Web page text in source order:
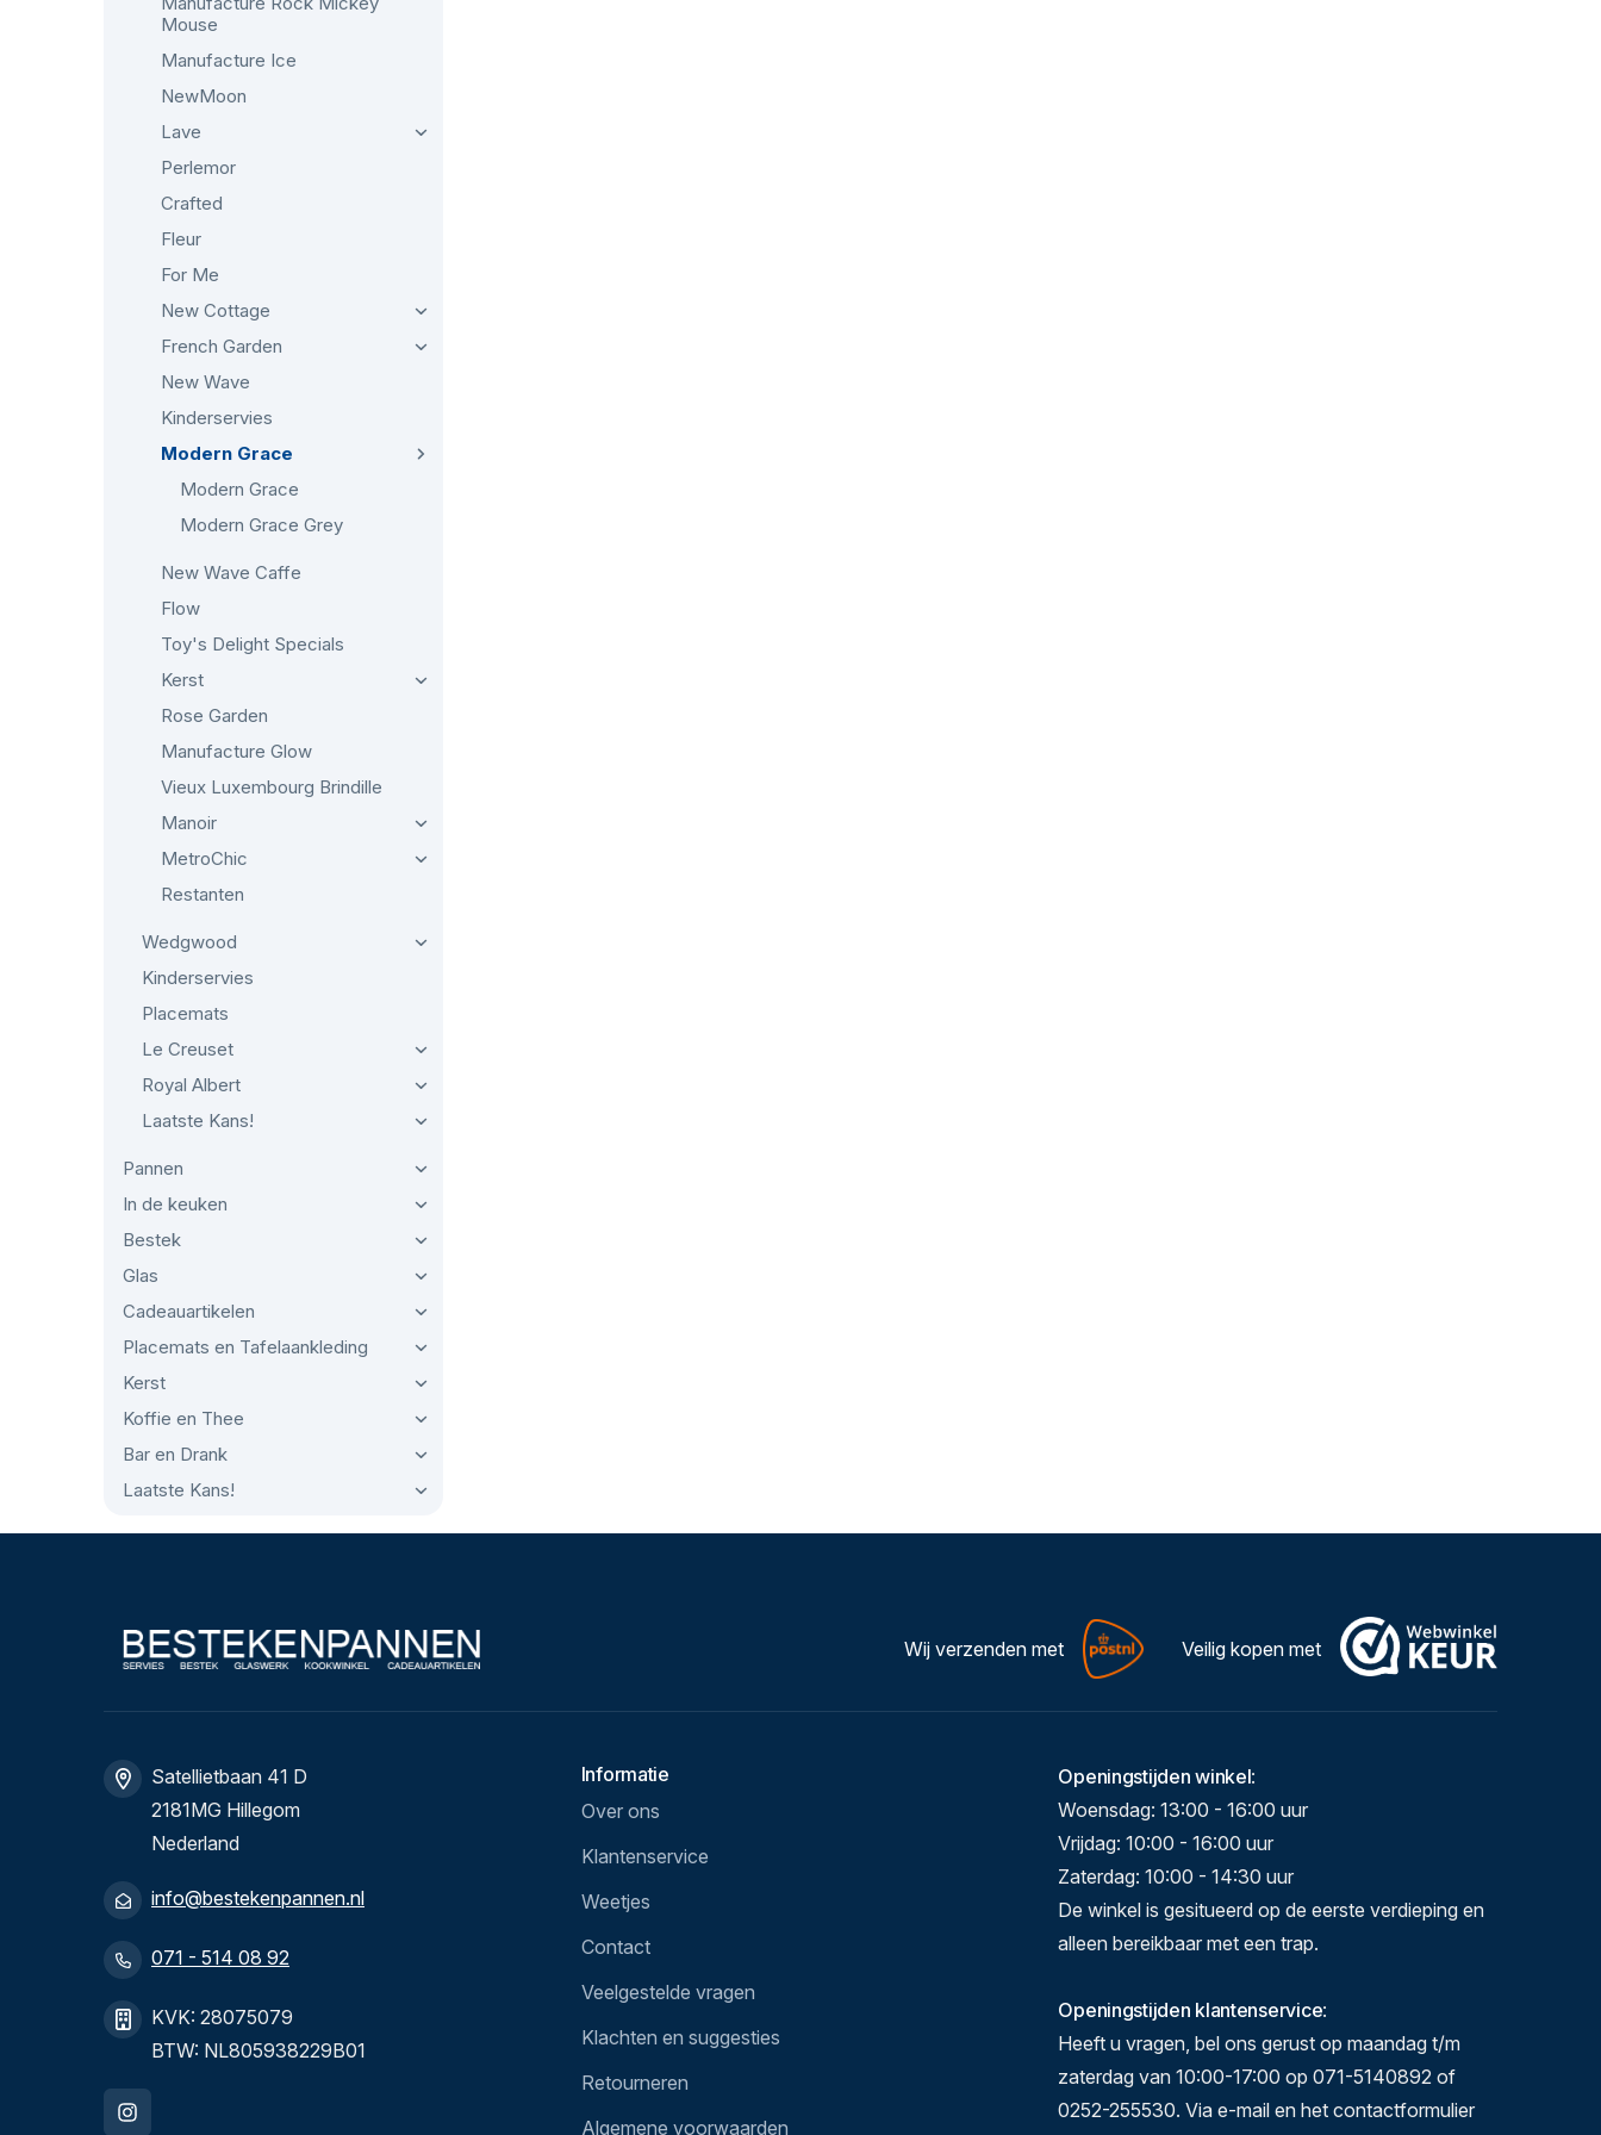
Mouse
Manufacture Ice
NewMoon
Lave
Perlemor
Crafted
Fleur
For Me
New Cottage
French Garden
New Wave
Kinderservies
Modern Grace
Modern Grace
Modern Grace Grey
New Wave Caffe
Flow
Toy's Delight Specials
Kerst
Rose Garden
Manufacture Glow
Vieux Luxembourg Brindille
Manoir
MetroChic
Restanten
Wedgwood
Kinderservies
Placemats
Le Creuset
Royal Albert
Laatste Kans!
Pannen
In de keuken
Bestek
Glas
Cadeauartikelen
Placemats en Tafelaankleding
Kerst
Koffie en Thee
Bar en Drank
Laatste Kans!
Wij verzenden met Veilig kopen met
Satellietbaan 41 D
2181MG Hillegom
Nederland
info@bestekenpannen.nl
071 - 514 08 92
KVK: 28075079
BTW: NL805938229B01
Informatie
Over ons
Klantenservice
Weetjes
Contact
Veelgestelde vragen
Klachten en suggesties
Retourneren
Algemene voorwaarden
Openingstijden winkel:
Woensdag: 13:00 - 16:00 uur
Vrijdag: 10:00 - 16:00 uur
Zaterdag: 10:00 - 14:30 uur
De winkel is gesitueerd op de eerste verdieping en
alleen bereikbaar met een trap.
Openingstijden klantenservice:
Heeft u vragen, bel ons gerust op maandag t/m
zaterdag van 10:00-17:00 op 071-5140892 of
0252-255530. Via e-mail en het contactformulier